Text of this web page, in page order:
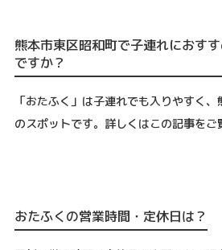
熊本市東区昭和町で子連れにおす
ですか？
「おたふく」は子連れでも入りやすく
のスポットです。詳しくはこの記事をご
おたふくの営業時間・定休日は？